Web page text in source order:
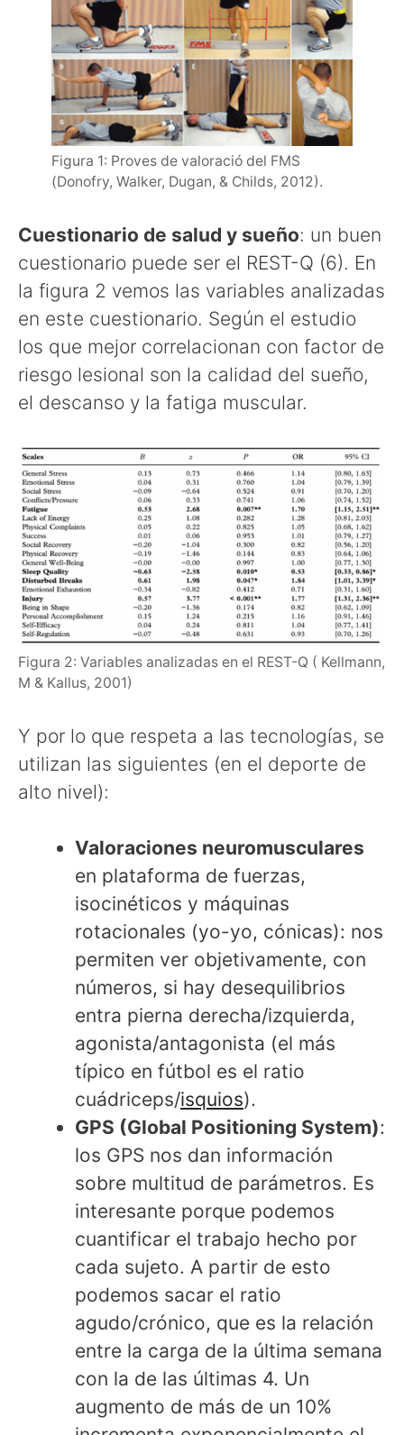
Figura 1: Proves de valoració del FMS
(Donofry, Walker, Dugan, & Childs, 2012).
Cuestionario de salud y sueño: un buen
cuestionario puede ser el REST-Q (6). En
la figura 2 vemos las variables analizadas
en este cuestionario. Según el estudio
los que mejor correlacionan con factor de
riesgo lesional son la calidad del sueño,
el descanso y la fatiga muscular.
Figura 2: Variables analizadas en el REST-Q ( Kellmann,
M & Kallus, 2001)
Y por lo que respeta a las tecnologías, se
utilizan las siguientes (en el deporte de
alto nivel):
Valoraciones neuromusculares
en plataforma de fuerzas,
isocinéticos y máquinas
rotacionales (yo-yo, cónicas): nos
permiten ver objetivamente, con
números, si hay desequilibrios
entra pierna derecha/izquierda,
agonista/antagonista (el más
típico en fútbol es el ratio
cuádriceps/isquios).
GPS (Global Positioning System):
los GPS nos dan información
sobre multitud de parámetros. Es
interesante porque podemos
cuantificar el trabajo hecho por
cada sujeto. A partir de esto
podemos sacar el ratio
agudo/crónico, que es la relación
entre la carga de la última semana
con la de las últimas 4. Un
augmento de más de un 10%